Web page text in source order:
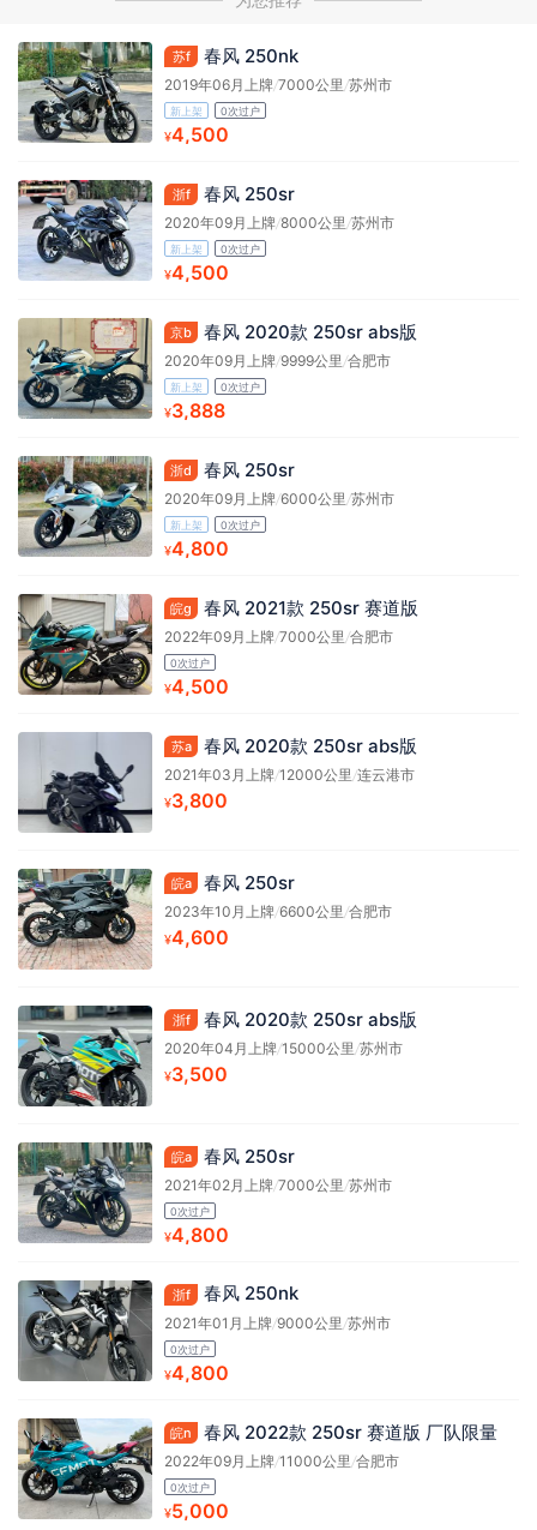
苏f 春风 250nk
2019年06月上牌/7000公里/苏州市
新上架 0次过户
¥4,500
浙f 春风 250sr
2020年09月上牌/8000公里/苏州市
新上架 0次过户
¥4,500
京b 春风 2020款 250sr abs版
2020年09月上牌/9999公里/合肥市
新上架 0次过户
¥3,888
浙d 春风 250sr
2020年09月上牌/6000公里/苏州市
新上架 0次过户
¥4,800
皖g 春风 2021款 250sr 赛道版
2022年09月上牌/7000公里 /合肥市
0次过户
¥4,500
苏a 春风 2020款 250sr abs版
2021年03月上牌/12000公里 /连云港市
¥3,800
皖a 春风 250sr
2023年10月上牌/6600公里 /合肥市
¥4,600
浙f 春风 2020款 250sr abs版
2020年04月上牌/15000公里 /苏州市
¥3,500
皖a 春风 250sr
2021年02月上牌/7000公里 /苏州市
0次过户
¥4,800
浙f 春风 250nk
2021年01月上牌/9000公里 /苏州市
0次过户
¥4,800
皖n 春风 2022款 250sr 赛道版 厂队限量
2022年09月上牌/11000公里 /合肥市
0次过户
¥5,000